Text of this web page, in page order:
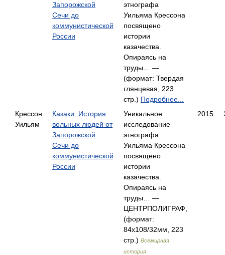
Запорожской
Сечи до
коммунистической
России
этнографа
Уильяма Крессона
посвящено
истории
казачества.
Опираясь на
труды… —
(формат: Твердая
глянцевая, 223
стр.) Подробнее...
Крессон
Уильям
Казаки. История
вольных людей от
Запорожской
Сечи до
коммунистической
России
Уникальное
исследование
этнографа
Уильяма Крессона
посвящено
истории
казачества.
Опираясь на
труды… —
ЦЕНТРПОЛИГРАФ,
(формат:
84x108/32мм, 223
стр.) Всемирная
история
2015